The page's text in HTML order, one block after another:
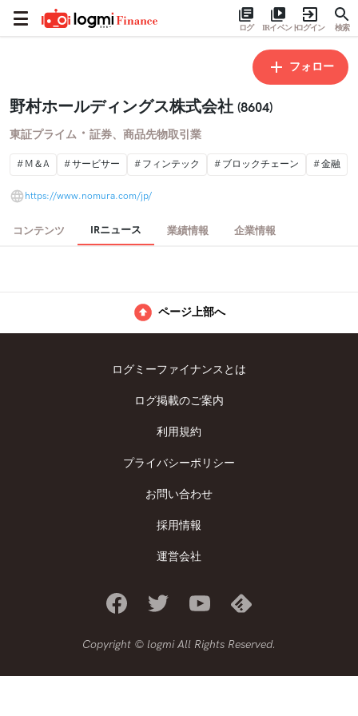
ログ IRイベントログイン 検索
フォロー
野村ホールディングス株式会社 (8604)
東証プライム ・ 証券、商品先物取引業
M＆A サービサー フィンテック ブロックチェーン 金融
https://www.nomura.com/jp/
コンテンツ IRニュース 業績情報 企業情報
ページ上部へ
ログミーファイナンスとは
ログ掲載のご案内
利用規約
プライバシーポリシー
お問い合わせ
採用情報
運営会社
Copyright © logmi All Rights Reserved.